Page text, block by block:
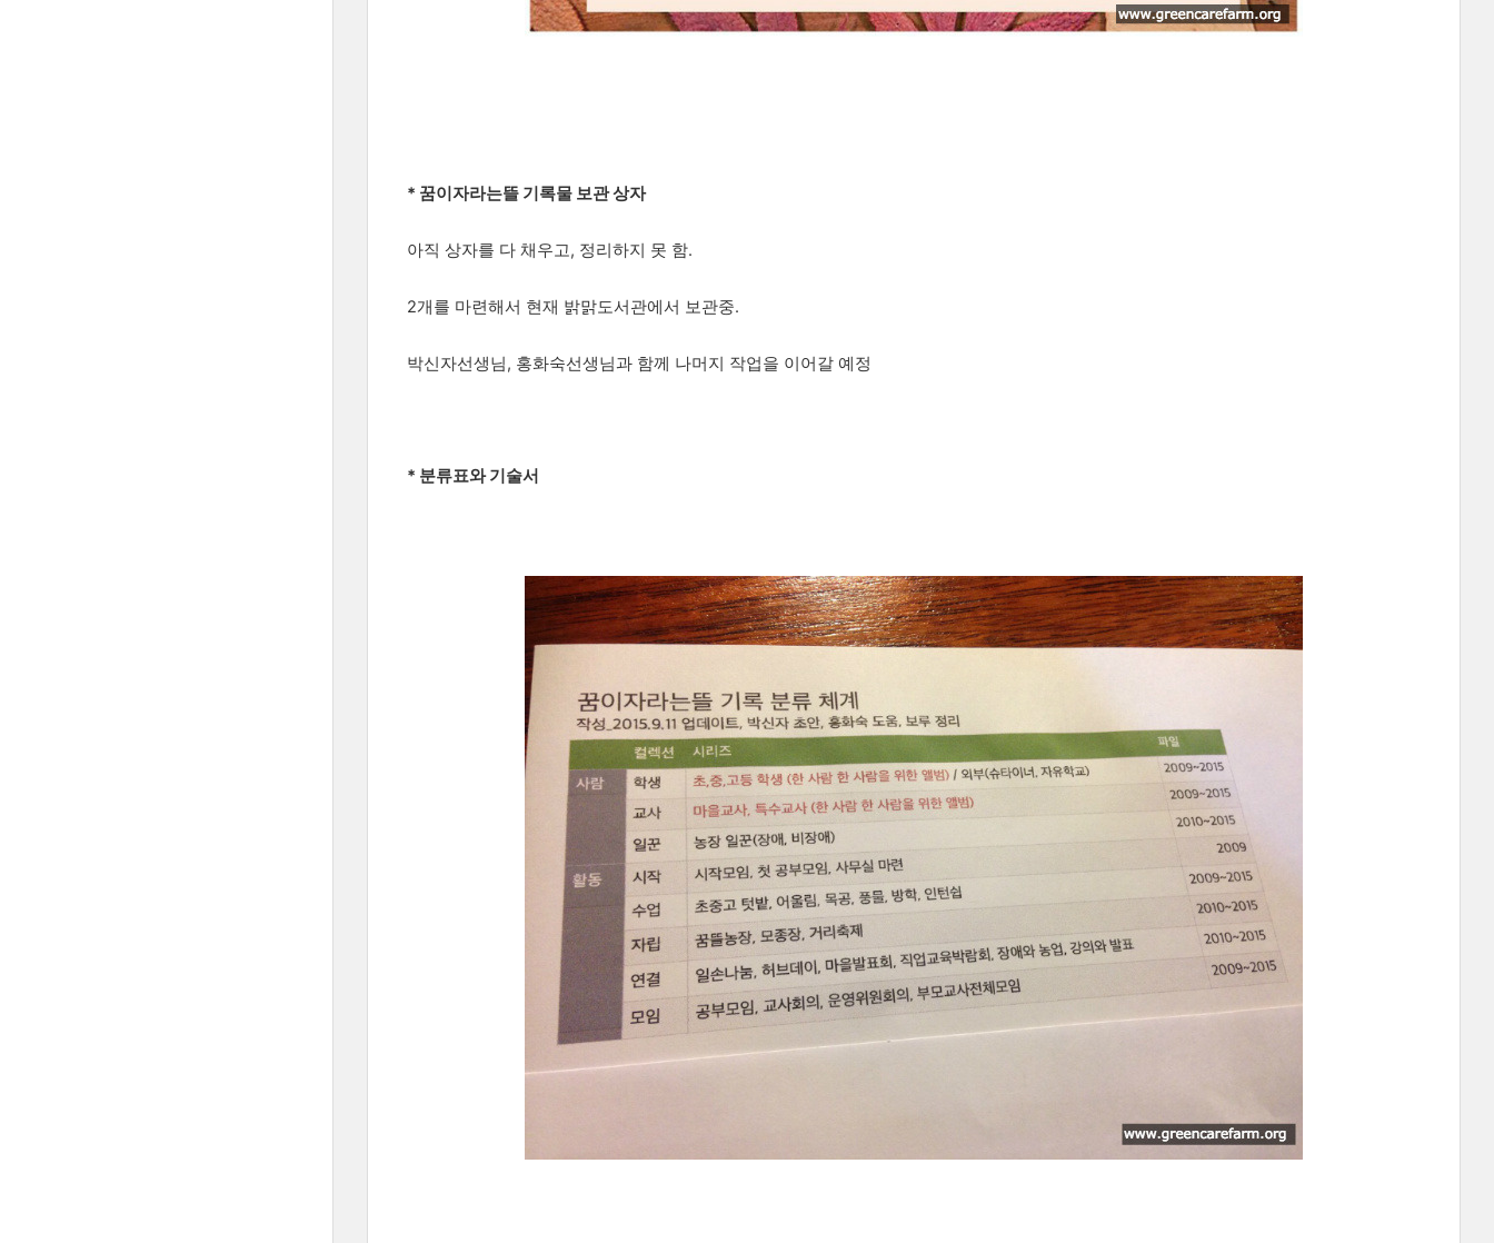
* 꿈이자라는뜰 기록물 보관 상자
아직 상자를 다 채우고, 정리하지 못 함.
2개를 마련해서 현재 밝맑도서관에서 보관중.
박신자선생님, 홍화숙선생님과 함께 나머지 작업을 이어갈 예정
* 분류표와 기술서